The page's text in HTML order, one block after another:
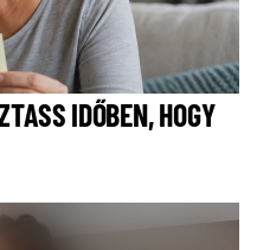
IDŐBEN, HOGY